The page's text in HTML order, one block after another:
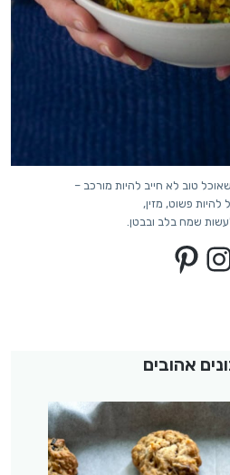
טוב לא חייב להיות מורכב –
להיות פשוט, מזין,
שמח בלב ובבטן.
Pinterest
אהובים